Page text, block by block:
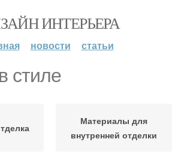
ИНТЕРЬЕРА
новости статьи
стиле
Материалы для
внутренней отделки